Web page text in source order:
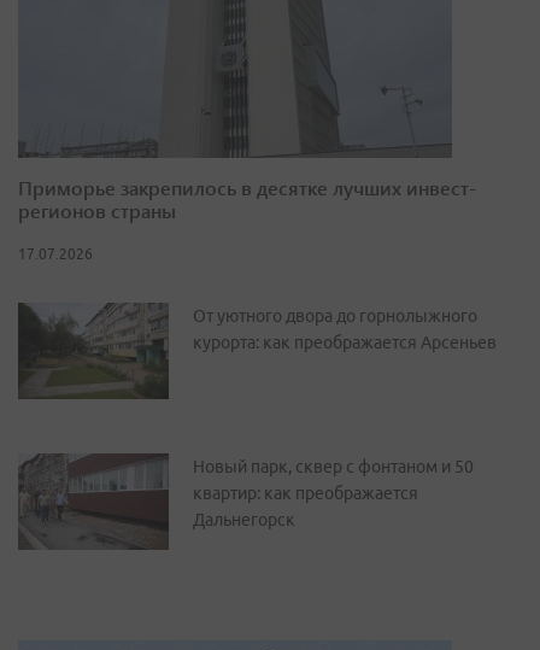
Приморье закрепилось в десятке лучших инвест-
регионов страны
17.07.2026
От уютного двора до горнолыжного
курорта: как преображается Арсеньев
Новый парк, сквер с фонтаном и 50
квартир: как преображается
Дальнегорск